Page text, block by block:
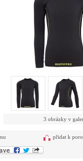
3 obrázky v
přidat k